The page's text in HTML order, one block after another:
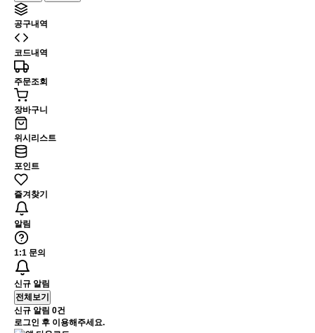
공구내역
코드내역
주문조회
장바구니
위시리스트
포인트
즐겨찾기
알림
1:1 문의
신규 알림
전체보기
신규 알림 0건
로그인 후 이용해주세요.